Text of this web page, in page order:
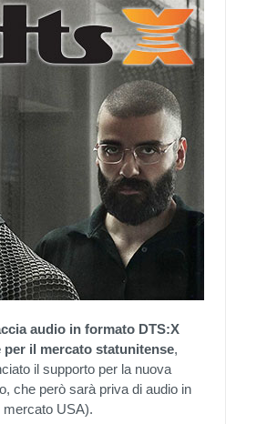
audio in formato DTS:X
per il mercato statunitense,
il supporto per la nuova
che però sarà priva di audio in
mercato USA).